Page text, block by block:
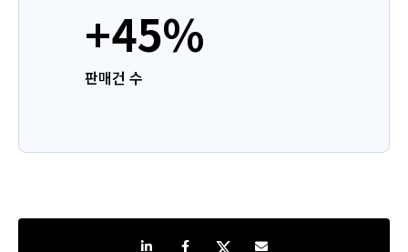
+45%
판매건 수
Share on LinkedIn
Share on Facebook
Share on Twitter
Share by e-mail